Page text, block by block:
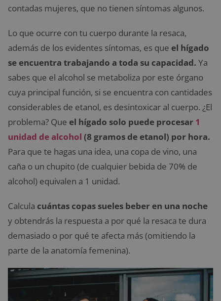
contadas mujeres, que no tienen síntomas algunos.
Lo que ocurre con tu cuerpo durante la resaca,
además de los evidentes síntomas, es que el hígado
se encuentra trabajando a toda su capacidad. Ya
sabes que el alcohol se metaboliza por este órgano
cuya principal función, si se encuentra con cantidades
considerables de etanol, es desintoxicar al cuerpo. ¿El
problema? Que el hígado solo puede procesar 1
unidad de alcohol (8 gramos de etanol) por hora.
Para que te hagas una idea, una copa de vino, una
caña o un chupito (de cualquier bebida de 70% de
alcohol) equivalen a 1 unidad.
Calcula cuántas copas sueles beber en una noche
y obtendrás la respuesta a por qué la resaca te dura
demasiado o por qué te afecta más (omitiendo la
parte de la anatomía femenina).